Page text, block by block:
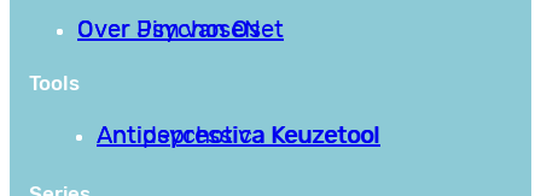
Over PsychoseNet
Over Jim van Os
Tools
Antipsychotica Keuzetool
Antidepressiva Keuzetool